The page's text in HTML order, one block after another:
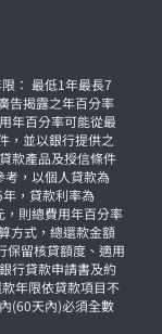
： 最低1年最長7
告揭露之年百分率
年百分率可能從最
，並以銀行提供之
款產品及授信條件
，以個人貸款為
，貸款利率為
則總費用年百分率
方式，總還款金額
保留核貸額度、適用
行貸款申請書及約
年限依貸款項目不
(60天內)必須全數